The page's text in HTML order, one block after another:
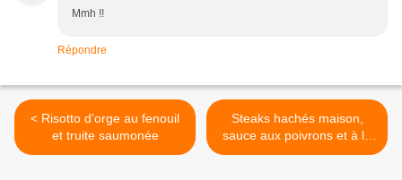
Mmh !!
Répondre
< Risotto d'orge au fenouil
et truite saumonée
Steaks hachés maison,
sauce aux poivrons et à la
crème >